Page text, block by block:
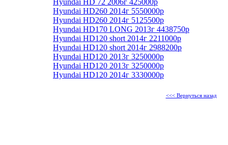
Hyundai HD 72 2006г 425000р
Hyundai HD260 2014г 5550000р
Hyundai HD260 2014г 5125500р
Hyundai HD170 LONG 2013г 4438750р
Hyundai HD120 short 2014г 2211000р
Hyundai HD120 short 2014г 2988200р
Hyundai HD120 2013г 3250000р
Hyundai HD120 2013г 3250000р
Hyundai HD120 2014г 3330000р
<<< Вернуться назад